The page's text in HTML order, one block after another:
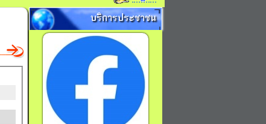
บริการประชาชน